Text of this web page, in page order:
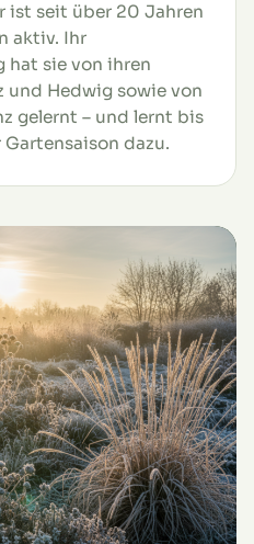
ist seit über 20 Jahren
aktiv. Ihr
hat sie von ihren
und Hedwig sowie von
gelernt – und lernt bis
dazu.